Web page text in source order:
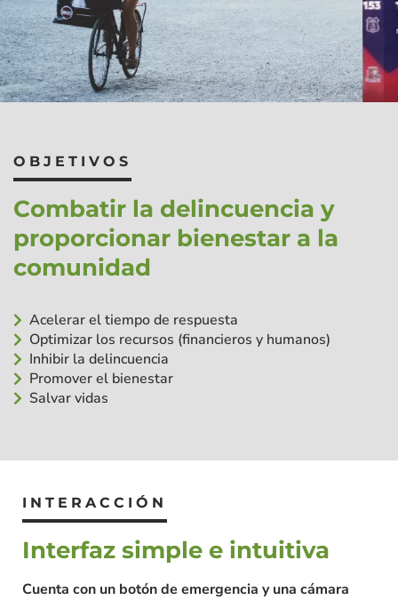
OBJETIVOS
Combatir la delincuencia y
proporcionar bienestar a la
comunidad
Acelerar el tiempo de respuesta
Optimizar los recursos (financieros y humanos)
Inhibir la delincuencia
Promover el bienestar
Salvar vidas
INTERACCIÓN
Interfaz simple e intuitiva
Cuenta con un botón de emergencia y una cámara